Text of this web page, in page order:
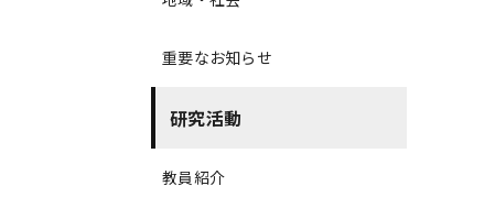
重要なお知らせ
研究活動
教員紹介